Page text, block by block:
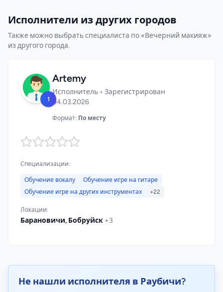
Исполнители из других городов
Также можно выбрать специалиста по «Вечерний макияж»
из другого города.
1
Artemy
Исполнитель • Зарегистрирован
04.03.2026
Формат: По месту
Специализации:
Обучение вокалу
Обучение игре на гитаре
Обучение игре на других инструментах
+22
Локации:
Барановичи, Бобруйск +3
Не нашли исполнителя в Раубичи?